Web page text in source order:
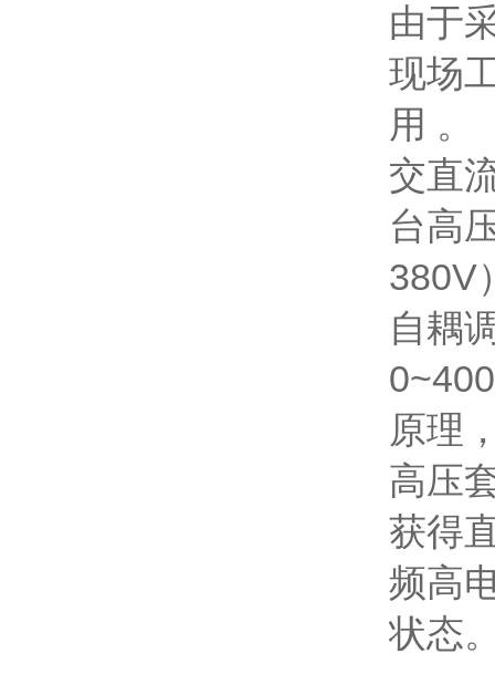
由于
现场
用 。
交直
台高
380V
自耦
原理
高压
获得
频高
状态